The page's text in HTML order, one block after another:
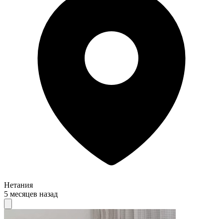
Нетания
5 месяцев назад